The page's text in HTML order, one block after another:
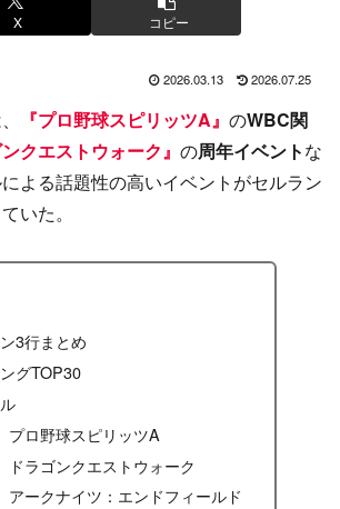
X コピー
2026.03.13 2026.07.25
『プロ野球スピリッツA』 のWBC関
ンクエストウォーク』 の周年イベントな
よる話題性の高いイベントがセルラン
いた。
3行まとめ
グTOP30
プロ野球スピリッツA
ドラゴンクエストウォーク
アークナイツ：エンドフィールド